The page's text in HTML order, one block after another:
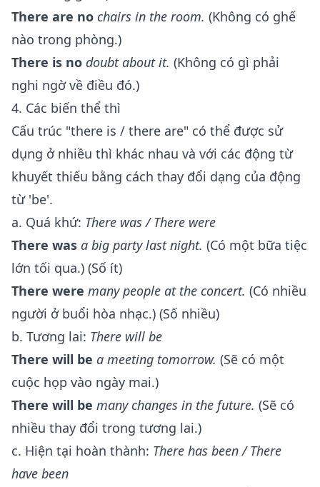
There are no chairs in the room. (Không có ghế
nào trong phòng.)
There is no doubt about it. (Không có gì phải
nghi ngờ về điều đó.)
4. Các biến thể thì
Cấu trúc "there is / there are" có thể được sử
dụng ở nhiều thì khác nhau và với các động từ
khuyết thiếu bằng cách thay đổi dạng của động
từ 'be'.
a. Quá khứ: There was / There were
There was a big party last night. (Có một bữa tiệc
lớn tối qua.) (Số ít)
There were many people at the concert. (Có nhiều
người ở buổi hòa nhạc.) (Số nhiều)
b. Tương lai: There will be
There will be a meeting tomorrow. (Sẽ có một
cuộc họp vào ngày mai.)
There will be many changes in the future. (Sẽ có
nhiều thay đổi trong tương lai.)
c. Hiện tại hoàn thành: There has been / There
have been